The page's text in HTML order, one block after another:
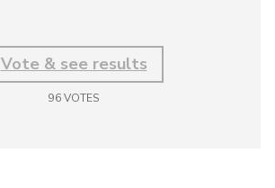
Vote & see results
96VOTES